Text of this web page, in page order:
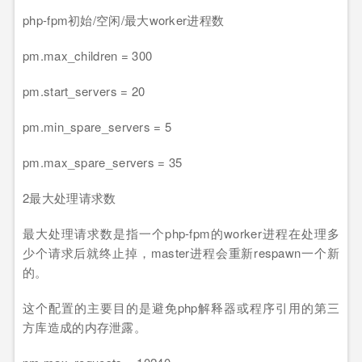
php-fpm初始/空闲/最大worker进程数
pm.max_children = 300
pm.start_servers = 20
pm.min_spare_servers = 5
pm.max_spare_servers = 35
2最大处理请求数
最大处理请求数是指一个php-fpm的worker进程在处理多
少个请求后就终止掉，master进程会重新respawn一个新
的。
这个配置的主要目的是避免php解释器或程序引用的第三
方库造成的内存泄露。